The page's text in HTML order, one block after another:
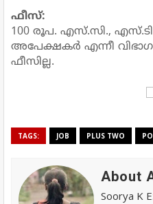
ഫീസ്:
100 രൂപ. എസ്.സി.,
അപേക്ഷകർ എന്നീ
ഫീസില്ല.
TAGS: JOB PLUS TWO
About
Soorya K